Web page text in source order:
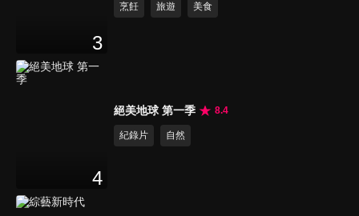
3
烹飪
旅遊 美食
4
絕美地球 第一季 8.4
紀錄片 自然